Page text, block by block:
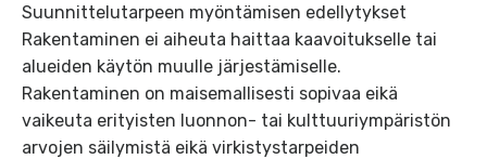
Suunnittelutarpeen myöntämisen edellytykset
Rakentaminen ei aiheuta haittaa kaavoitukselle tai
alueiden käytön muulle järjestämiselle.
Rakentaminen on maisemallisesti sopivaa eikä
vaikeuta erityisten luonnon- tai kulttuuriympäristön
arvojen säilymistä eikä virkistystarpeiden